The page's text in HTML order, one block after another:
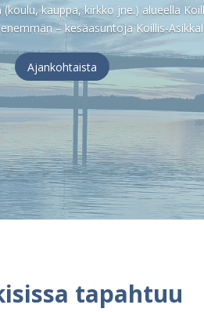
kauppa, kirkko jne.) alueella
– kesäasuntoja Koillis-
Ajankohtaista
tapahtuu